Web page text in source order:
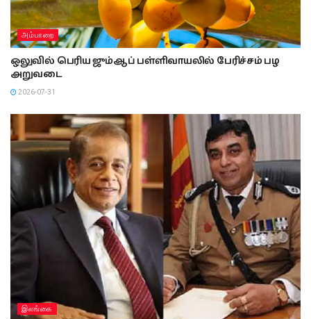
அம்பாறை
ஒலுவில் பெரிய ஜும்ஆப் பள்ளிவாயலில் பேரிச்சம் பழ
அறுவடை
2026-07-31
இலங்கை